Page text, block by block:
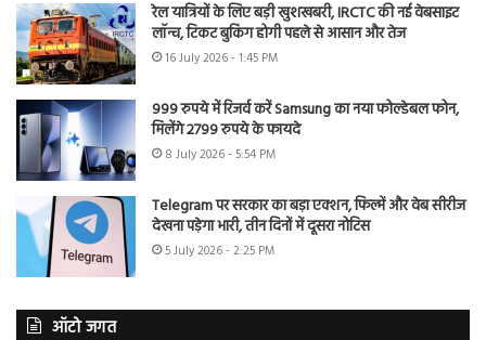
रेल यात्रियों के लिए बड़ी खुशखबरी, IRCTC की नई वेबसाइट
लॉन्च, टिकट बुकिंग होगी पहले से आसान और तेज
16 July 2026 - 1:45 PM
999 रुपये में रिजर्व करें Samsung का नया फोल्डेबल फोन,
मिलेंगे 2799 रुपये के फायदे
8 July 2026 - 5:54 PM
Telegram पर सरकार का बड़ा एक्शन, फिल्में और वेब सीरीज
देखना पड़ेगा भारी, तीन दिनों में दूसरा नोटिस
5 July 2026 - 2:25 PM
ऑटो जगत